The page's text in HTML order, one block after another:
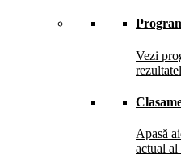
Vezi
Apasă
actual al